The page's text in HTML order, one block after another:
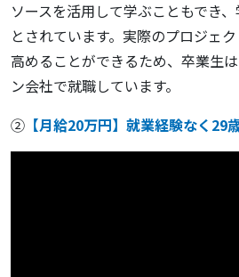
ソースを活用して学ぶこともでき
とされています。実際のプロジェ
高めることができるため、卒業生
ン会社で就職しています。
② 【月給20万円】就業経験なく